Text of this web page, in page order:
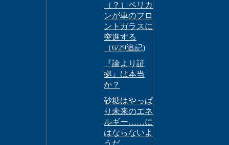
（？）ペリカ
ンが車のフロ
ントガラスに
突進する
（6/29追記)
『論より証
拠』は本当
か？
砂糖はやっぱ
り未来のエネ
ルギー……に
はならないよ
うだ